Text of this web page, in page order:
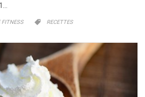
FITNESS  CATEGORY
RECETTES